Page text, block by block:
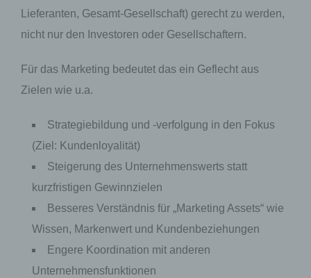
Lieferanten, Gesamt-Gesellschaft) gerecht zu werden,
nicht nur den Investoren oder Gesellschaftern.
Für das Marketing bedeutet das ein Geflecht aus
Zielen wie u.a.
Strategiebildung und -verfolgung in den Fokus
(Ziel: Kundenloyalität)
Steigerung des Unternehmenswerts statt
kurzfristigen Gewinnzielen
Besseres Verständnis für „Marketing Assets“ wie
Wissen, Markenwert und Kundenbeziehungen
Engere Koordination mit anderen
Unternehmensfunktionen
Mitgliedstaaten vorgesehen werden.
h) Auftragsverarbeiter
Auftragsverarbeiter ist eine natürliche oder
andere Stelle, die personenbezogene Daten im
Auftrag des Verantwortlichen verarbeitet.
i) Empfänger
Empfänger ist eine natürliche oder juristische
Stelle, der personenbezogene Daten offengelegt
werden, unabhängig davon, ob es sich bei ihr
um einen Dritten handelt oder nicht. Behörden,
die im Rahmen eines bestimmten